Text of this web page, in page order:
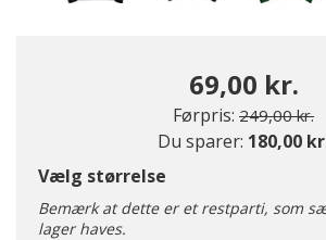
69,00 kr.
Førpris: Pris nedsat
249,00 kr.til
Du sparer: 180,00
Vælg størrelse
Bemærk at dette er et restparti, som
lager haves.